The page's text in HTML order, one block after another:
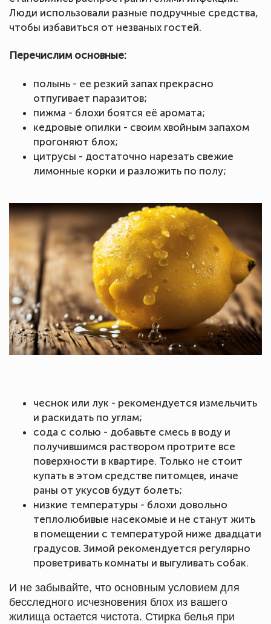
Люди использовали разные подручные средства,
чтобы избавиться от незваных гостей.
Перечислим основные:
полынь - ее резкий запах прекрасно
отпугивает паразитов;
пижма - блохи боятся её аромата;
кедровые опилки - своим хвойным запахом
прогоняют блох;
цитрусы - достаточно нарезать свежие
лимонные корки и разложить по полу;
чеснок или лук - рекомендуется измельчить
и раскидать по углам;
сода с солью - добавьте смесь в воду и
получившимся раствором протрите все
поверхности в квартире. Только не стоит
купать в этом средстве питомцев, иначе
раны от укусов будут болеть;
низкие температуры - блохи довольно
теплолюбивые насекомые и не станут жить
в помещении с температурой ниже двадцати
градусов. Зимой рекомендуется регулярно
проветривать комнаты и выгуливать собак.
И не забывайте, что основным условием для
бесследного исчезновения блох из вашего
жилища остается чистота. Стирка белья при